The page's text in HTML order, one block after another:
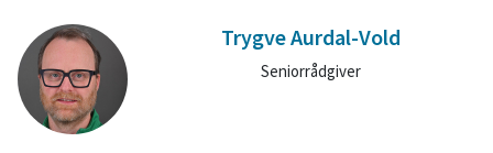
Trygve Aurdal-Vold
Seniorrådgiver